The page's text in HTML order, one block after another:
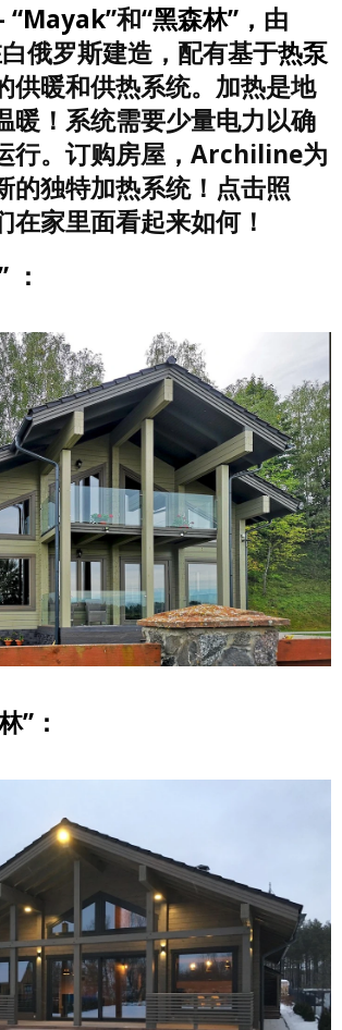
“Mayak”和“黑森林”， 由
俄罗斯建造，配有基于热泵
供暖和供热系统。加热是地
暖！系统需要少量电力以确
行。订购房屋，Archiline为
的独特加热系统！点击照
在家里面看起来如何！
：
”：